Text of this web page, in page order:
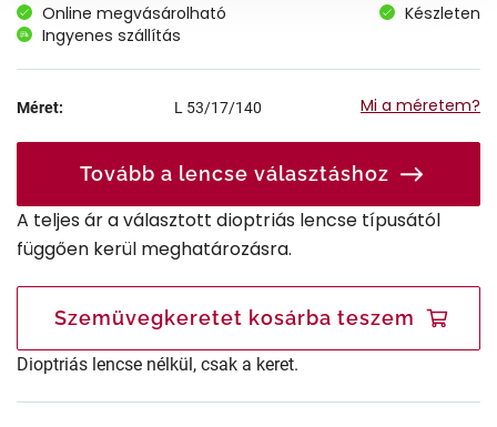
Online megvásárolható
Készleten
Ingyenes szállítás
Méret: L 53/17/140 Mi a méretem?
Tovább a lencse választáshoz
A teljes ár a választott dioptriás lencse típusától
függően kerül meghatározásra.
Szemüvegkeretet kosárba teszem
Dioptriás lencse nélkül, csak a keret.